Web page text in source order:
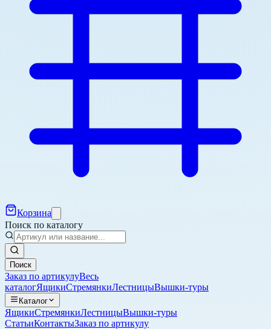
Корзина
Поиск по каталогу
Поиск
Заказ по артикулуВесь
каталогЯщикиСтремянкиЛестницыВышки-туры
Каталог
ЯщикиСтремянкиЛестницыВышки-туры
СтатьиКонтактыЗаказ по артикулу